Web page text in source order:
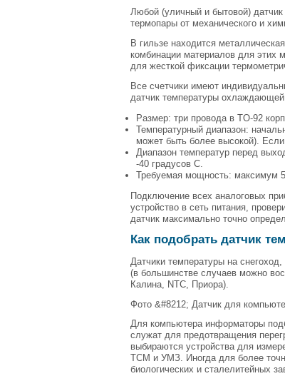
Любой (уличный и бытовой)
термопары от механического и
В гильзе находится
комбинации материалов для этих
для жесткой фиксации
Все счетчики имеют
датчик температуры
Размер: три провода в TO-92
Температурный диапазон:
может быть более высокой). Если
Диапазон температур перед
-40 градусов С.
Требуемая мощность: максимум
Подключение всех аналоговых
устройство в сеть питания,
датчик максимально точно
Как подобрать датчик
Датчики температуры на
(в большинстве случаев можно
Калина, NTC, Приора).
Фото &#8212; Датчик для
Для компьютера информаторы
служат для предотвращения
выбираются устройства для
ТСМ и УМЗ. Иногда для более
биологических и сталелитейных